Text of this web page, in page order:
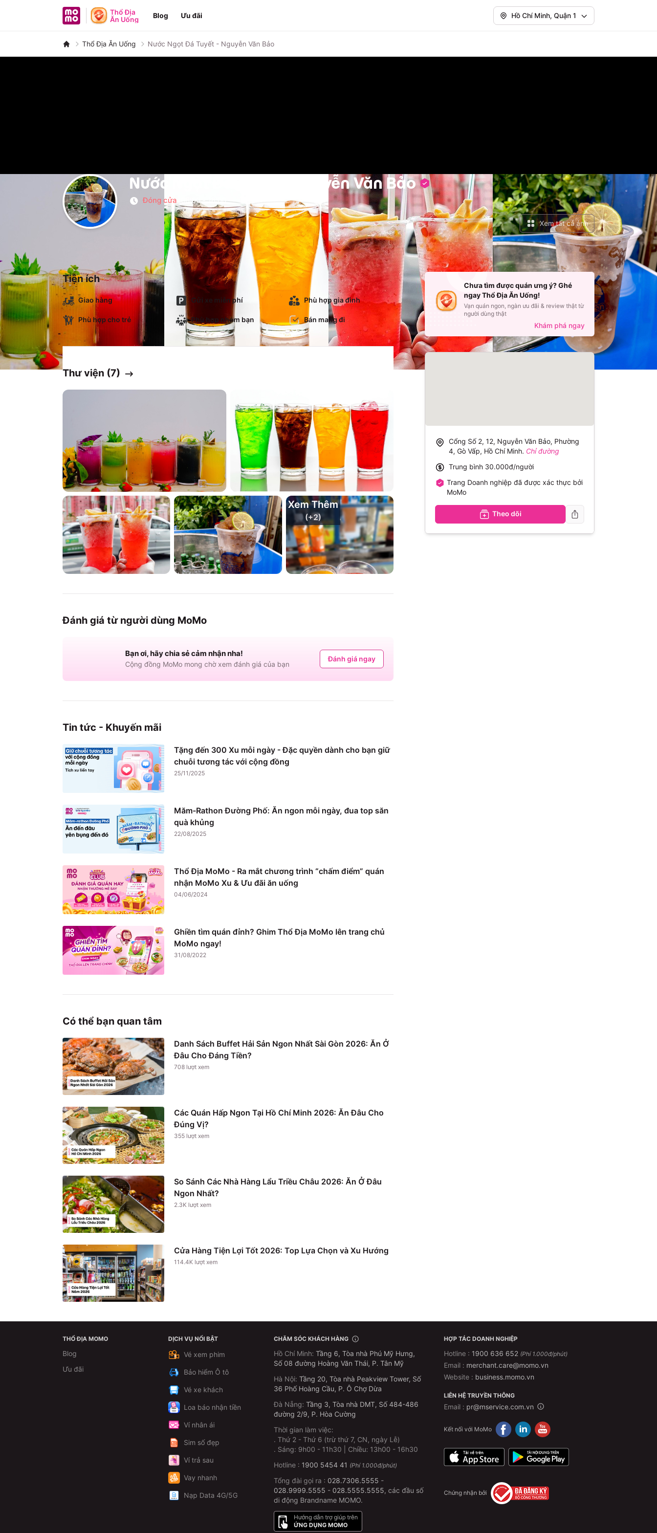
MoMo - Ứng dụng tài chính
Thổ Địa
Ăn Uống
Blog Ưu đãi Hồ Chí Minh, Quận 1
Thổ Địa Ăn Uống Nước Ngọt Đá Tuyết - Nguyễn Văn Bảo
Nước Ngọt Đá Tuyết - Nguyễn Văn Bảo
Đóng cửa 08:00 18:00
Xem tất cả ảnh
Tiện ích
Giao hàng Gửi xe miễn phí Phù hợp gia đình
Phù hợp cho trẻ Phù hợp nhóm bạn Bán mang đi
Thư viện (7)
Xem Thêm
(+2)
Đánh giá từ người dùng MoMo
Bạn ơi, hãy chia sẻ cảm nhận nha!
Cộng đồng MoMo mong chờ xem đánh giá của bạn
Đánh giá ngay
Tin tức - Khuyến mãi
Tặng đến 300 Xu mỗi ngày - Đặc quyền dành cho bạn giữ
chuỗi tương tác với cộng đồng
25/11/2025
Măm-Rathon Đường Phố: Ăn ngon mỗi ngày, đua top săn
quà khủng
22/08/2025
Thổ Địa MoMo - Ra mắt chương trình “chấm điểm” quán
nhận MoMo Xu & Ưu đãi ăn uống
04/06/2024
Ghiền tìm quán đỉnh? Ghim Thổ Địa MoMo lên trang chủ
MoMo ngay!
31/08/2022
Có thể bạn quan tâm
Danh Sách Buffet Hải Sản Ngon Nhất Sài Gòn 2026: Ăn Ở
Đâu Cho Đáng Tiền?
708 lượt xem
Các Quán Hấp Ngon Tại Hồ Chí Minh 2026: Ăn Đâu Cho
Đúng Vị?
355 lượt xem
So Sánh Các Nhà Hàng Lẩu Triều Châu 2026: Ăn Ở Đâu
Ngon Nhất?
2.3K lượt xem
Cửa Hàng Tiện Lợi Tốt 2026: Top Lựa Chọn và Xu Hướng
114.4K lượt xem
Cổng Số 2, 12, Nguyễn Văn Bảo, Phường
4, Gò Vấp, Hồ Chí Minh. Chỉ đường
Trung bình 30.000đ/người
Trang Doanh nghiệp đã được xác thực bởi
MoMo
Theo dõi
Chưa tìm được quán ưng ý? Ghé
ngay Thổ Địa Ăn Uống!
Vạn quán ngon, ngàn ưu đãi & review thật từ
người dùng thật
Khám phá ngay
THỔ ĐỊA MOMO
Blog
Ưu đãi
DỊCH VỤ NỔI BẬT
Vé xem phim
Bảo hiểm Ô tô
Vé xe khách
Loa báo nhận tiền
Ví nhân ái
Sim số đẹp
Ví trả sau
Vay nhanh
Nạp Data 4G/5G
CHĂM SÓC KHÁCH HÀNG
Hồ Chí Minh: Tầng 6, Tòa nhà Phú Mỹ Hưng,
Số 08 đường Hoàng Văn Thái, P. Tân Mỹ
Hà Nội: Tầng 20, Tòa nhà Peakview Tower, Số
36 Phố Hoàng Cầu, P. Ô Chợ Dừa
Đà Nẵng: Tầng 3, Tòa nhà DMT, Số 484-486
đường 2/9, P. Hòa Cường
Thời gian làm việc:
. Thứ 2 - Thứ 6 (trừ thứ 7, CN, ngày Lễ)
. Sáng: 9h00 - 11h30 | Chiều: 13h00 - 16h30
Hotline : 1900 5454 41 (Phí 1.000đ/phút)
Tổng đài gọi ra : 028.7306.5555 -
028.9999.5555 - 028.5555.5555, các đầu số
di động Brandname MOMO.
Hướng dẫn trợ giúp trên
ỨNG DỤNG MOMO
HỢP TÁC DOANH NGHIỆP
Hotline : 1900 636 652 (Phí 1.000đ/phút)
Email : merchant.care@momo.vn
Website : business.momo.vn
LIÊN HỆ TRUYỀN THÔNG
Email : pr@mservice.com.vn
Kết nối với MoMo
Chứng nhận bởi